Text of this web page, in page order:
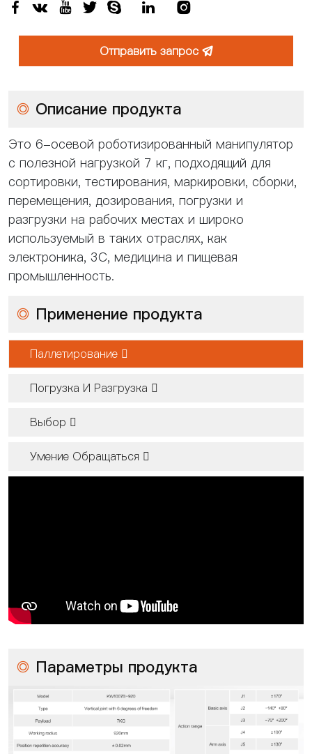
      
Отправить запрос 
◎ Описание продукта
Это 6-осевой роботизированный манипулятор
с полезной нагрузкой 7 кг, подходящий для
сортировки, тестирования, маркировки, сборки,
перемещения, дозирования, погрузки и
разгрузки на рабочих местах и ​​широко
используемый в таких отраслях, как
электроника, 3C, медицина и пищевая
промышленность.
◎ Применение продукта
Паллетирование 
Погрузка И Разгрузка 
Выбор 
Умение Обращаться 
◎ Параметры продукта